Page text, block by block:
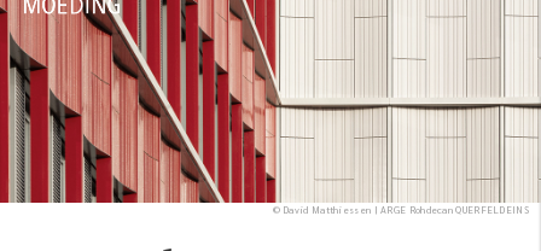
© David Matthiessen | ARGE Rohdecan QUERFELDEINS